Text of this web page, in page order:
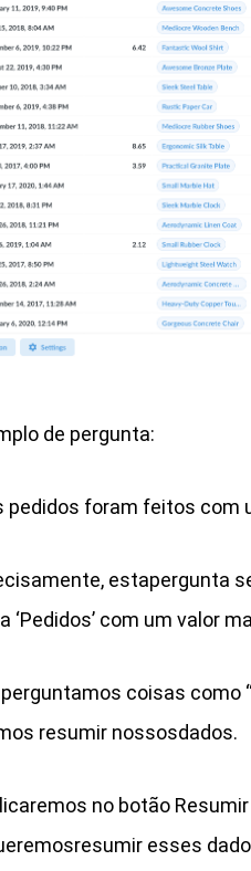
de pergunta:
pedidos foram feitos com
estapergunta
‘Pedidos’ com um valor
coisas como
resumir nossosdados.
no botão
esses